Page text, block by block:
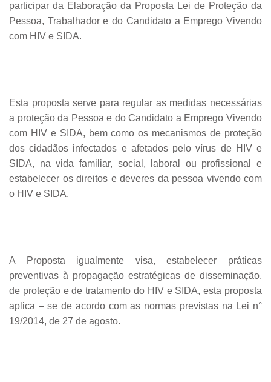
participar da Elaboração da Proposta Lei de Proteção da
Pessoa, Trabalhador e do Candidato a Emprego Vivendo
com HIV e SIDA.
Esta proposta serve para regular as medidas necessárias
a proteção da Pessoa e do Candidato a Emprego Vivendo
com HIV e SIDA, bem como os mecanismos de proteção
dos cidadãos infectados e afetados pelo vírus de HIV e
SIDA, na vida familiar, social, laboral ou profissional e
estabelecer os direitos e deveres da pessoa vivendo com
o HIV e SIDA.
A Proposta igualmente visa, estabelecer práticas
preventivas à propagação estratégicas de disseminação,
de proteção e de tratamento do HIV e SIDA, esta proposta
aplica – se de acordo com as normas previstas na Lei n°
19/2014, de 27 de agosto.